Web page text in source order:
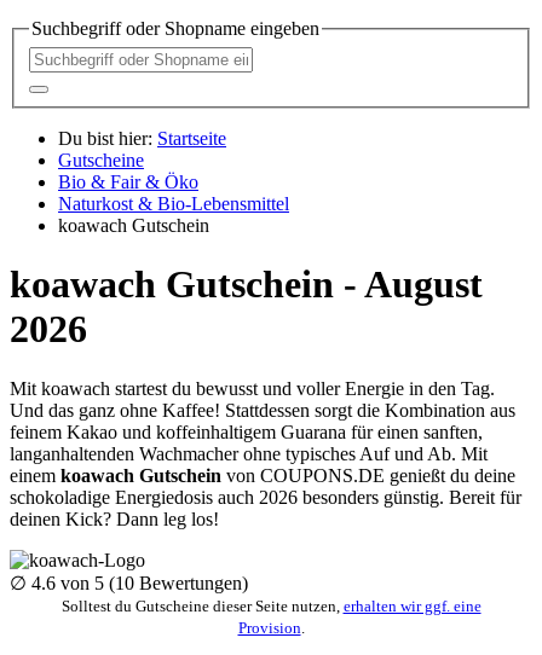
Suchbegriff oder Shopname eingeben
Du bist hier: Startseite
Gutscheine
Bio & Fair & Öko
Naturkost & Bio-Lebensmittel
koawach Gutschein
koawach Gutschein - August
2026
Mit koawach startest du bewusst und voller Energie in den Tag.
Und das ganz ohne Kaffee! Stattdessen sorgt die Kombination aus
feinem Kakao und koffeinhaltigem Guarana für einen sanften,
langanhaltenden Wachmacher ohne typisches Auf und Ab. Mit
einem koawach Gutschein von COUPONS.DE genießt du deine
schokoladige Energiedosis auch 2026 besonders günstig. Bereit für
deinen Kick? Dann leg los!
∅ 4.6 von 5 (10 Bewertungen)
Solltest du Gutscheine dieser Seite nutzen, erhalten wir ggf. eine
Provision